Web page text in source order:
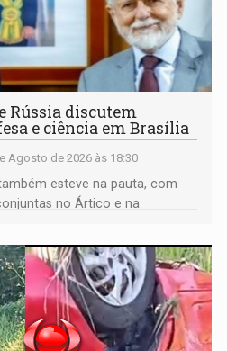
Rússia discutem
e ciência em Brasília
Agosto de 2026 às 18:30
esteve na pauta, com
no Ártico e na